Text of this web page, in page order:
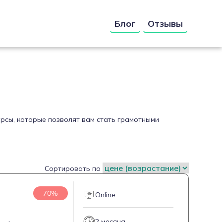
Блог Отзывы
которые позволят вам стать грамотными
Сортировать по
70% Online